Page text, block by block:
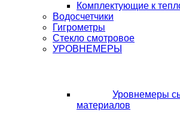
Комплектующие к
Водосчетчики
Гигрометры
Стекло смотровое
УРОВНЕМЕРЫ
Уровнемеры
материалов